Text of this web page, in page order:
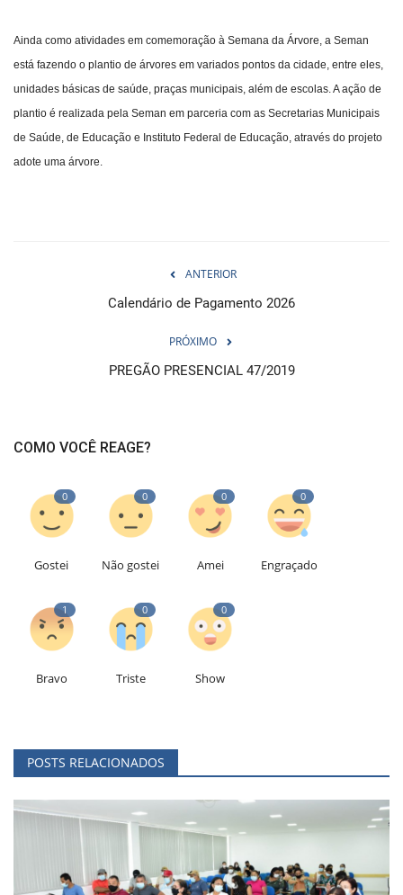
Ainda como atividades em comemoração à Semana da Árvore, a Seman
está fazendo o plantio de árvores em variados pontos da cidade, entre eles,
unidades básicas de saúde, praças municipais, além de escolas. A ação de
plantio é realizada pela Seman em parceria com as Secretarias Municipais
de Saúde, de Educação e Instituto Federal de Educação, através do projeto
adote uma árvore.
ANTERIOR
Calendário de Pagamento 2026
PRÓXIMO
PREGÃO PRESENCIAL 47/2019
COMO VOCÊ REAGE?
0
Gostei
0
Não gostei
0
Amei
0
Engraçado
1
Bravo
0
Triste
0
Show
POSTS RELACIONADOS